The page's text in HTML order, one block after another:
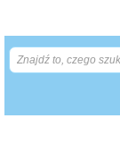
INWESTYCJE
IMPREZY